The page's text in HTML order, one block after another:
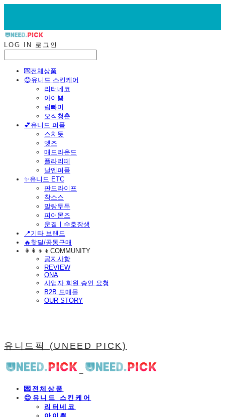
LOG IN 로그인
💌전체상품
😊유니드 스킨케어
리터네코
아이쁨
립빠미
오직청춘
💕유니드 퍼퓸
스치듯
엣즈
매드라운드
플라리떼
날엔퍼퓸
​✨유니드 ETC
판도라이프
착소스
말랑두두
피어몬즈
운결ㅣ수호장생
📍기타 브랜드
🔥핫딜/공동구매
👩‍👩‍👦‍👦COMMUNITY
공지사항
REVIEW
QNA
사업자 회원 승인 요청
B2B 도매몰
OUR STORY
유니드픽 (UNEED PICK)
💌전체상품
😊유니드 스킨케어
리터네코